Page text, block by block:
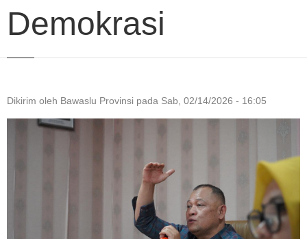
Demokrasi
Dikirim oleh Bawaslu Provinsi pada Sab, 02/14/2026 - 16:05